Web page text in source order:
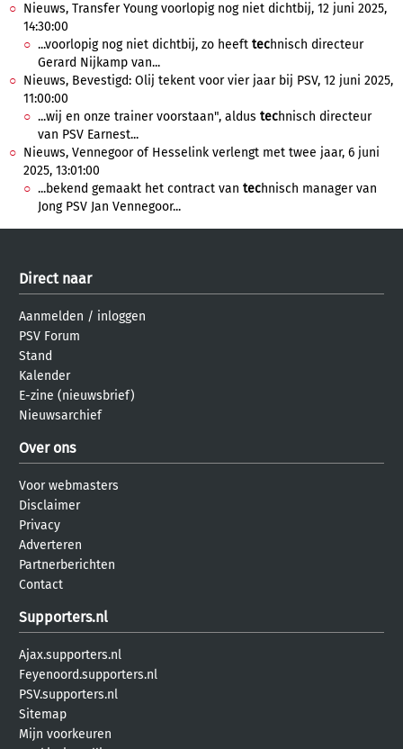
Nieuws, Transfer Young voorlopig nog niet dichtbij, 12 juni 2025,
14:30:00
...voorlopig nog niet dichtbij, zo heeft technisch directeur
Gerard Nijkamp van...
Nieuws, Bevestigd: Olij tekent voor vier jaar bij PSV, 12 juni 2025,
11:00:00
...wij en onze trainer voorstaan", aldus technisch directeur
van PSV Earnest...
Nieuws, Vennegoor of Hesselink verlengt met twee jaar, 6 juni
2025, 13:01:00
...bekend gemaakt het contract van technisch manager van
Jong PSV Jan Vennegoor...
Direct naar
Aanmelden / inloggen
PSV Forum
Stand
Kalender
E-zine (nieuwsbrief)
Nieuwsarchief
Over ons
Voor webmasters
Disclaimer
Privacy
Adverteren
Partnerberichten
Contact
Supporters.nl
Ajax.supporters.nl
Feyenoord.supporters.nl
PSV.supporters.nl
Sitemap
Mijn voorkeuren